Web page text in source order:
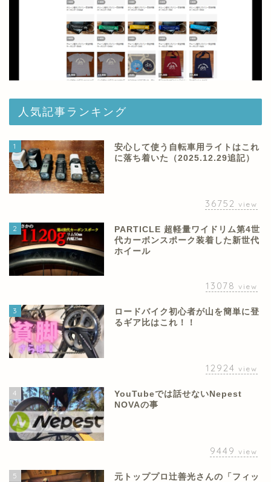
人気記事ランキング
1
安心して使う自転車用ライトはこれ
に落ち着いた（2025.12.29追記）
36752 view
2
PARTICLE 超軽量ワイドリム第4世
代カーボンスポーク装着した新世代
ホイール
13078 view
3
ロードバイク初心者が山を簡単に登
るギア比はこれ！！
12924 view
4
YouTubeでは話せないNepest
NOVAの事
9449 view
5
元トッププロ辻善光さんの「フィッ